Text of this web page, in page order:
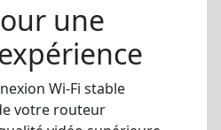
une
Wi-Fi stable
votre routeur